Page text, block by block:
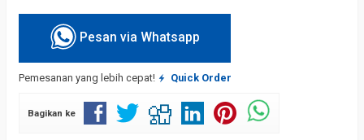
Pesan via Whatsapp
Pemesanan yang lebih cepat! Quick Order
Bagikan ke